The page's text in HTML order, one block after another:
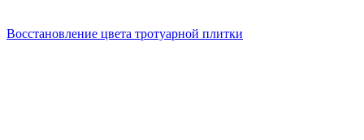
Восстановление цвета тротуарной плитки